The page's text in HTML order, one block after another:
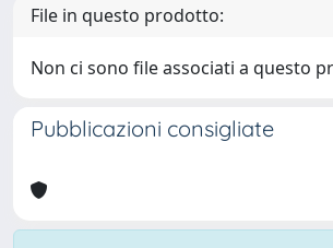
File in questo prodotto:
Non ci sono file associati a questo
Pubblicazioni consigliate